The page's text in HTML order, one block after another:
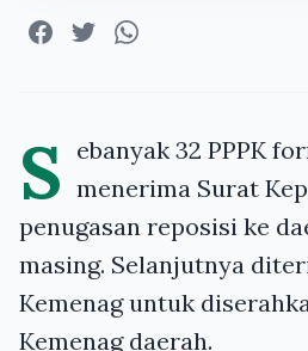
S ebanyak 32 PPPK
menerima Surat
penugasan reposisi ke
masing. Selanjutnya
Kemenag untuk
Kemenag daerah.